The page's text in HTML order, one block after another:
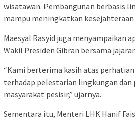
wisatawan. Pembangunan berbasis
mampu meningkatkan kesejahteraan
Maesyal Rasyid juga menyampaikan
Wakil Presiden Gibran bersama
“Kami berterima kasih atas
terhadap pelestarian lingkungan dan
masyarakat pesisir,” ujarnya.
Sementara itu, Menteri LHK Hanif